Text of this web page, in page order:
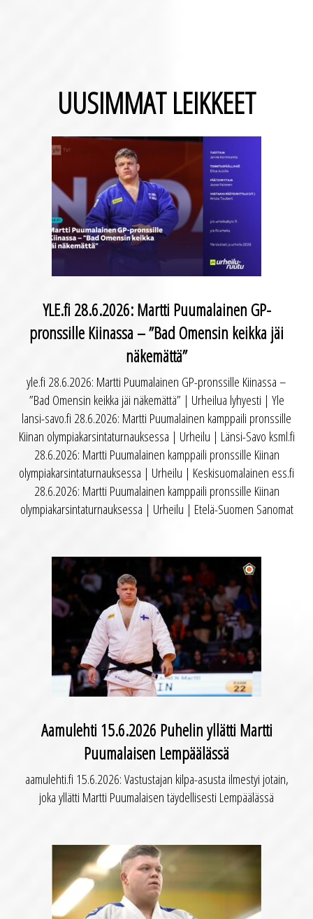
UUSIMMAT LEIKKEET
YLE.fi 28.6.2026: Martti Puumalainen GP-
pronssille Kiinassa – ”Bad Omensin keikka jäi
näkemättä”
yle.fi 28.6.2026: Martti Puumalainen GP-pronssille Kiinassa –
”Bad Omensin keikka jäi näkemättä” | Urheilua lyhyesti | Yle
lansi-savo.fi 28.6.2026: Martti Puumalainen kamppaili pronssille
Kiinan olympiakarsintaturnauksessa | Urheilu | Länsi-Savo ksml.fi
28.6.2026: Martti Puumalainen kamppaili pronssille Kiinan
olympiakarsintaturnauksessa | Urheilu | Keskisuomalainen ess.fi
28.6.2026: Martti Puumalainen kamppaili pronssille Kiinan
olympiakarsintaturnauksessa | Urheilu | Etelä-Suomen Sanomat
Aamulehti 15.6.2026 Puhelin yllätti Martti
Puumalaisen Lempäälässä
aamulehti.fi 15.6.2026: Vastustajan kilpa-asusta ilmestyi jotain,
joka yllätti Martti Puumalaisen täydellisesti Lempäälässä